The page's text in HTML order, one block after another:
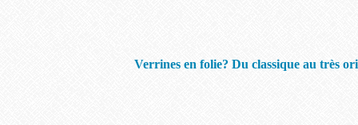
Verrines en folie? Du classique au très